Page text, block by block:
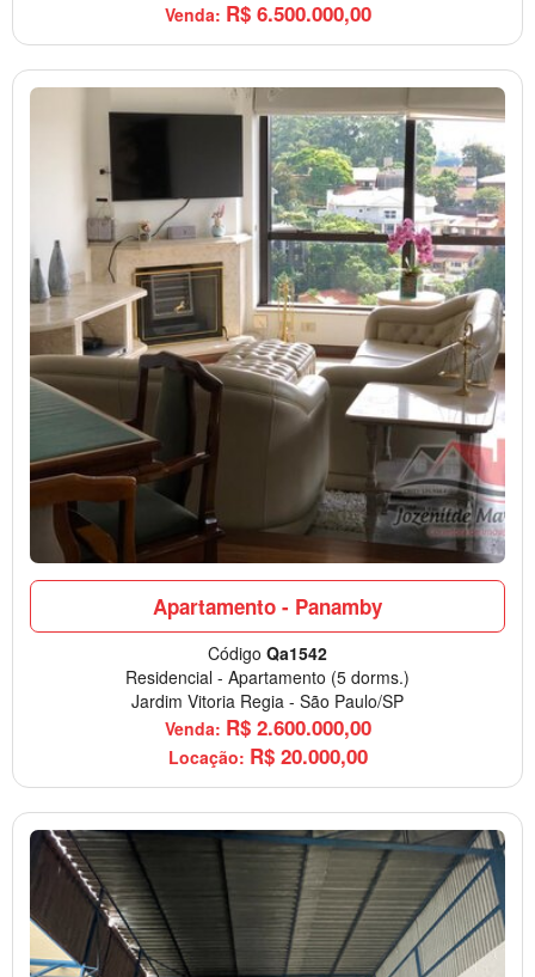
Venda: R$ 6.500.000,00
Apartamento - Panamby
Código Qa1542
Residencial - Apartamento (5 dorms.)
Jardim Vitoria Regia - São Paulo/SP
Venda: R$ 2.600.000,00
Locação: R$ 20.000,00